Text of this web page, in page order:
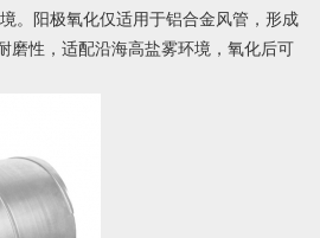
。阳极氧化仅适用于铝合金风管，形成
磨性，适配沿海高盐雾环境，氧化后可